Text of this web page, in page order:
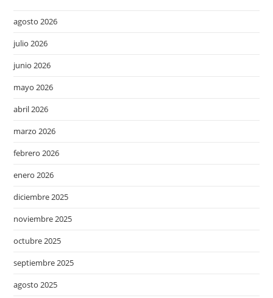
agosto 2026
julio 2026
junio 2026
mayo 2026
abril 2026
marzo 2026
febrero 2026
enero 2026
diciembre 2025
noviembre 2025
octubre 2025
septiembre 2025
agosto 2025